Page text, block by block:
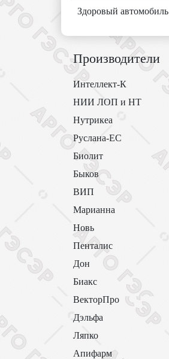
Здоровый автомобиль
Производители
Интеллект-К
НИИ ЛОП и НТ
Нутрикеа
Руслана-ЕС
Биолит
Быков
ВИП
Марианна
Новь
Пенталис
Дон
Биакс
ВекторПро
Дэльфа
Ляпко
Апифарм